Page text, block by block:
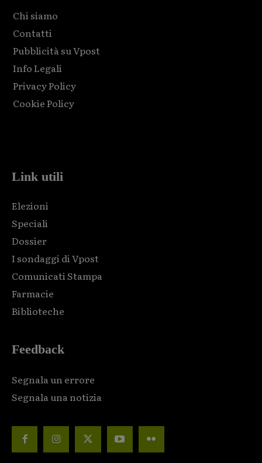
Chi siamo
Contatti
Pubblicità su Vpost
Info Legali
Privacy Policy
Cookie Policy
Link utili
Elezioni
Speciali
Dossier
I sondaggi di Vpost
Comunicati Stampa
Farmacie
Biblioteche
Feedback
Segnala un errore
Segnala una notizia